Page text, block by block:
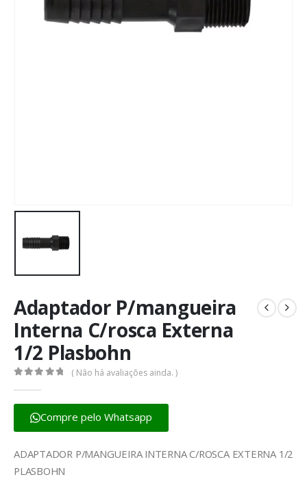
Adaptador P/mangueira
Interna C/rosca Externa
1/2 Plasbohn
( Não há avaliações ainda. )
Compre pelo Whatsapp
ADAPTADOR P/MANGUEIRA INTERNA C/ROSCA EXTERNA 1/2
PLASBOHN